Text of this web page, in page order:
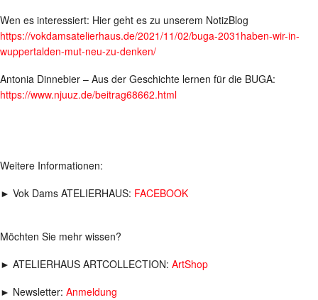
Wen es interessiert: Hier geht es zu unserem NotizBlog
https://vokdamsatelierhaus.de/2021/11/02/buga-2031haben-wir-in-
wuppertalden-mut-neu-zu-denken/
Antonia Dinnebier – Aus der Geschichte lernen für die BUGA:
https://www.njuuz.de/beitrag68662.html
Weitere Informationen:
► Vok Dams ATELIERHAUS: FACEBOOK
Möchten Sie mehr wissen?
► ATELIERHAUS ARTCOLLECTION: ArtShop
► Newsletter: Anmeldung